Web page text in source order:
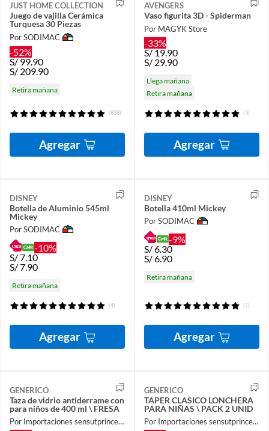
JUST HOME COLLECTION
Juego de vajilla Cerámica
Turquesa 30 Piezas
Por SODIMAC
-52%
S/99.90
S/ 209.90
Retira mañana
(838)
Agregar
AVENGERS
Vaso figurita 3D - Spiderman
Por MAGYK Store
-33%
S/19.90
S/ 29.90
Llega mañana
Retira mañana
(3)
Agregar
DISNEY
Botella de Aluminio 545ml
Mickey
Por SODIMAC
-10%
S/7.10
S/7.90
Retira mañana
(4)
Agregar
DISNEY
Botella 410ml Mickey
Por SODIMAC
-9%
S/6.30
S/6.90
Retira mañana
(1)
Agregar
GENERICO
Taza de vidrio antiderrame con
para niños de 400 ml \ FRESA
Por Importaciones sensutprincess
GENERICO
TAPER CLASICO LONCHERA
PARA NIÑAS \ PACK 2 UNID
Por Importaciones sensutprincess